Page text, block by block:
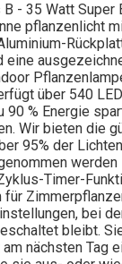
B - 35 Watt Super
pflanzenlicht
eine
über 540
90 % Energie
Wir bieten die
95% der
werden
Timer-
bei
bleibt.
nächsten Tag